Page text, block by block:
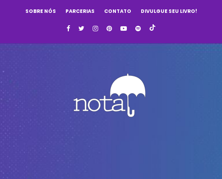
SOBRE NÓS PARCERIAS CONTATO DIVULGUE SEU LIVRO!